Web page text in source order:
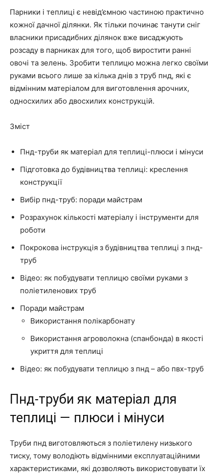
Парники і теплиці є невід’ємною частиною практично
кожної дачної ділянки. Як тільки починає танути сніг
власники присадибних ділянок вже висаджують
розсаду в парниках для того, щоб виростити ранні
овочі та зелень. Зробити теплицю можна легко своїми
руками всього лише за кілька днів з труб пнд, які є
відмінним матеріалом для виготовлення арочних,
односхилих або двосхилих конструкцій.
Зміст
Пнд-труби як матеріал для теплиці-плюси і мінуси
Підготовка до будівництва теплиці: креслення
конструкції
Вибір пнд-труб: поради майстрам
Розрахунок кількості матеріалу і інструменти для
роботи
Покрокова інструкція з будівництва теплиці з пнд-
труб
Відео: як побудувати теплицю своїми руками з
поліетиленових труб
Поради майстрам
Використання полікарбонату
Використання агроволокна (спанбонда) в якості
укриття для теплиці
Відео: як побудувати теплицю з пнд – або пвх-труб
Пнд-труби як матеріал для
теплиці — плюси і мінуси
Труби пнд виготовляються з поліетилену низького
тиску, тому володіють відмінними експлуатаційними
характеристиками, які дозволяють використовувати їх